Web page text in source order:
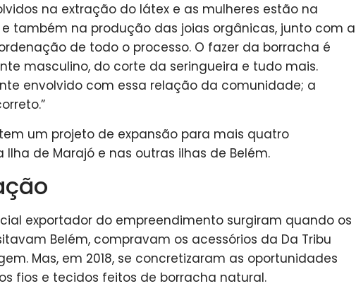
na extração do látex e as mulheres estão na
também na produção das joias orgânicas, junto com a
de todo o processo. O fazer da borracha é
masculino, do corte da seringueira e tudo mais.
envolvido com essa relação da comunidade; a
um projeto de expansão para mais quatro
de Marajó e nas outras ilhas de Belém.
exportador do empreendimento surgiram quando os
Belém, compravam os acessórios da Da Tribu
Mas, em 2018, se concretizaram as oportunidades
fios e tecidos feitos de borracha natural.